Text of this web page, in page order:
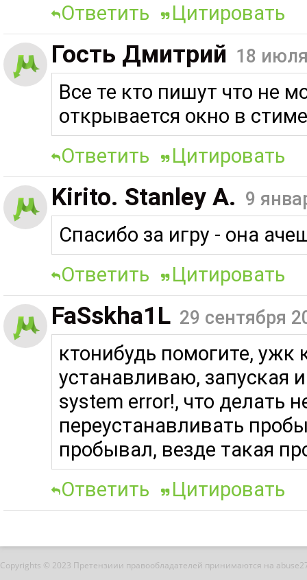
Ответить
Цитировать
Гость Дмитрий 18
Все те кто пишут что не
открывается окно в
Ответить
Цитировать
Kirito. Stanley A. 9
Спасибо за игру - она
Ответить
Цитировать
FaSskha1L 29 сентября
ктонибудь помогите, ужк
устанавливаю, запуская
system error!, что делать
переустанавливать
пробывал, везде такая
Ответить
Цитировать
Copyrights © 2023 Претензиии правообладателей принимаются на